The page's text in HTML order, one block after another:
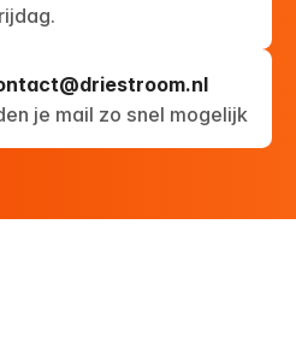
je mail zo snel mogelijk